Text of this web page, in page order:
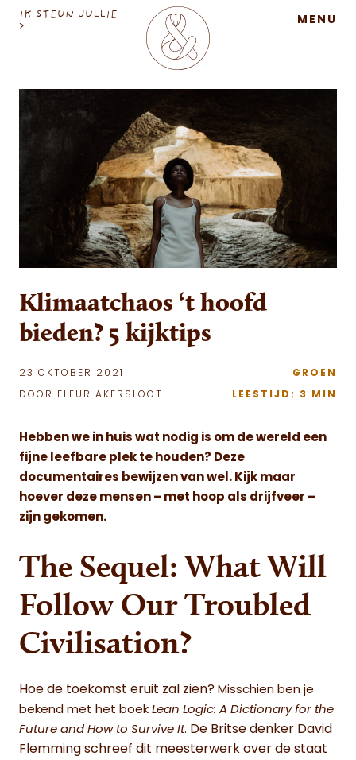
MaatschapWij
MENU
IK STEUN JULLIE
>
Klimaatchaos ‘t hoofd
bieden? 5 kijktips
23 OKTOBER 2021
DOOR FLEUR AKERSLOOT
GROEN
LEESTIJD: 3 MIN
Hebben we in huis wat nodig is om de wereld een
fijne leefbare plek te houden? Deze
documentaires bewijzen van wel. Kijk maar
hoever deze mensen – met hoop als drijfveer –
zijn gekomen.
The Sequel: What Will
Follow Our Troubled
Civilisation?
Hoe de toekomst eruit zal zien? Misschien ben je
bekend met het boek Lean Logic: A Dictionary for the
Future and How to Survive It. De Britse denker David
Flemming schreef dit meesterwerk over de staat